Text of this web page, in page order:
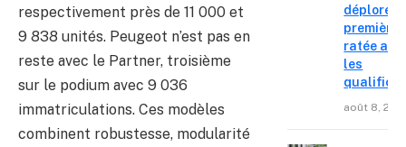
respectivement près de 11 000 et
9 838 unités. Peugeot n’est pas en
reste avec le Partner, troisième
sur le podium avec 9 036
immatriculations. Ces modèles
combinent robustesse, modularité
déplore
première
ratée
les
août 8,